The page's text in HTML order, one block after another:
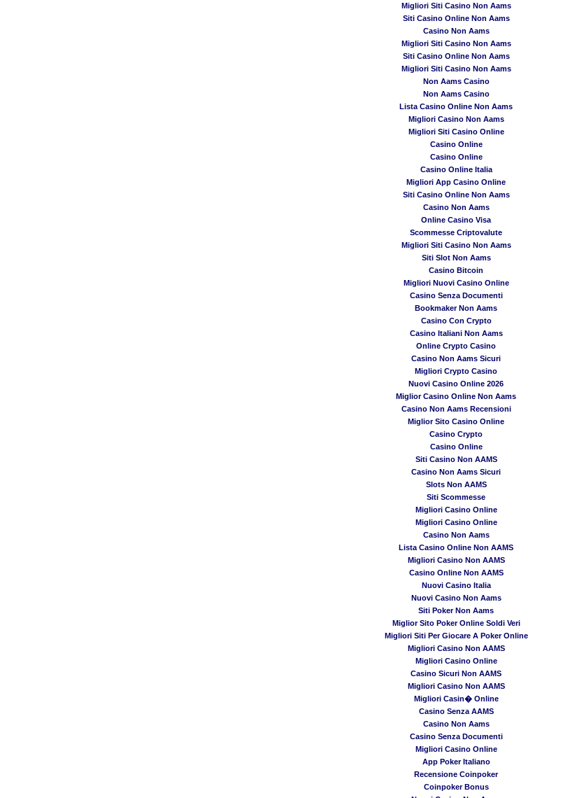
Migliori Siti Casino Non Aams
Siti Casino Online Non Aams
Casino Non Aams
Migliori Siti Casino Non Aams
Siti Casino Online Non Aams
Migliori Siti Casino Non Aams
Non Aams Casino
Non Aams Casino
Lista Casino Online Non Aams
Migliori Casino Non Aams
Migliori Siti Casino Online
Casino Online
Casino Online
Casino Online Italia
Migliori App Casino Online
Siti Casino Online Non Aams
Casino Non Aams
Online Casino Visa
Scommesse Criptovalute
Migliori Siti Casino Non Aams
Siti Slot Non Aams
Casino Bitcoin
Migliori Nuovi Casino Online
Casino Senza Documenti
Bookmaker Non Aams
Casino Con Crypto
Casino Italiani Non Aams
Online Crypto Casino
Casino Non Aams Sicuri
Migliori Crypto Casino
Nuovi Casino Online 2026
Miglior Casino Online Non Aams
Casino Non Aams Recensioni
Miglior Sito Casino Online
Casino Crypto
Casino Online
Siti Casino Non AAMS
Casino Non Aams Sicuri
Slots Non AAMS
Siti Scommesse
Migliori Casino Online
Migliori Casino Online
Casino Non Aams
Lista Casino Online Non AAMS
Migliori Casino Non AAMS
Casino Online Non AAMS
Nuovi Casino Italia
Nuovi Casino Non Aams
Siti Poker Non Aams
Miglior Sito Poker Online Soldi Veri
Migliori Siti Per Giocare A Poker Online
Migliori Casino Non AAMS
Migliori Casino Online
Casino Sicuri Non AAMS
Migliori Casino Non AAMS
Migliori Casin� Online
Casino Senza AAMS
Casino Non Aams
Casino Senza Documenti
Migliori Casino Online
App Poker Italiano
Recensione Coinpoker
Coinpoker Bonus